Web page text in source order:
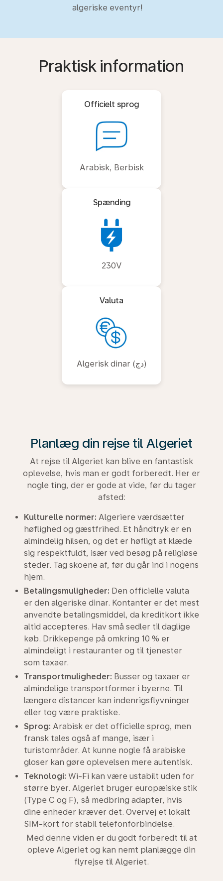
algeriske eventyr!
Praktisk information
Officielt sprog
Arabisk, Berbisk
Spænding
230V
Valuta
Algerisk dinar (دج)
Planlæg din rejse til Algeriet
At rejse til Algeriet kan blive en fantastisk
oplevelse, hvis man er godt forberedt. Her er
nogle ting, der er gode at vide, før du tager
afsted:
Kulturelle normer: Algeriere værdsætter
høflighed og gæstfrihed. Et håndtryk er en
almindelig hilsen, og det er høfligt at klæde
sig respektfuldt, især ved besøg på religiøse
steder. Tag skoene af, før du går ind i nogens
hjem.
Betalingsmuligheder: Den officielle valuta
er den algeriske dinar. Kontanter er det mest
anvendte betalingsmiddel, da kreditkort ikke
altid accepteres. Hav små sedler til daglige
køb. Drikkepenge på omkring 10 % er
almindeligt i restauranter og til tjenester
som taxaer.
Transportmuligheder: Busser og taxaer er
almindelige transportformer i byerne. Til
længere distancer kan indenrigsflyvninger
eller tog være praktiske.
Sprog: Arabisk er det officielle sprog, men
fransk tales også af mange, især i
turistområder. At kunne nogle få arabiske
gloser kan gøre oplevelsen mere autentisk.
Teknologi: Wi-Fi kan være ustabilt uden for
større byer. Algeriet bruger europæiske stik
(Type C og F), så medbring adapter, hvis
dine enheder kræver det. Overvej et lokalt
SIM-kort for stabil telefonforbindelse.
Med denne viden er du godt forberedt til at
opleve Algeriet og kan nemt planlægge din
flyrejse til Algeriet.